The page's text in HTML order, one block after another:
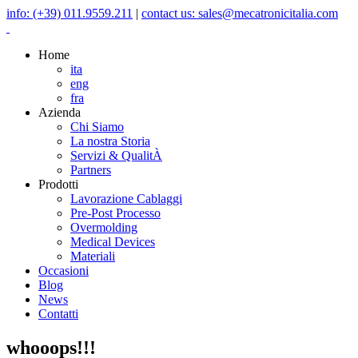
info: (+39) 011.9559.211 | contact us: sales@mecatronicitalia.com
Home
ita
eng
fra
Azienda
Chi Siamo
La nostra Storia
Servizi & QualitÀ
Partners
Prodotti
Lavorazione Cablaggi
Pre-Post Processo
Overmolding
Medical Devices
Materiali
Occasioni
Blog
News
Contatti
whooops!!!